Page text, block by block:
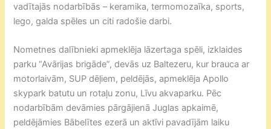
vadītajās nodarbībās – keramika, termomozaīka, sports,
lego, galda spēles un citi radošie darbi.
Nometnes dalībnieki apmeklēja lāzertaga spēli, izklaides
parku “Avārijas brigāde”, devās uz Baltezeru, kur brauca ar
motorlaivām, SUP dēļiem, peldējās, apmeklēja Apollo
skypark batutu un rotaļu zonu, Līvu akvaparku. Pēc
nodarbībām devāmies pārgājienā Juglas apkaimē,
peldējāmies Bābelītes ezerā un aktīvi pavadījām laiku